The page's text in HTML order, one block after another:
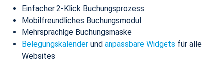
Einfacher 2-Klick Buchungsprozess
Mobilfreundliches Buchungsmodul
Mehrsprachige Buchungsmaske
Belegungskalender und anpassbare Widgets für alle
Websites